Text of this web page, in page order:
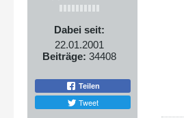
Dabei seit:
22.01.2001
Beiträge: 34408
Teilen
Tweet